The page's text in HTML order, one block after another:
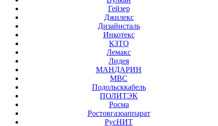
Гейзер
Джилекс
Дизайнсталь
Инкотекс
КЗТО
Лемакс
Лидея
МАНДАРИН
МВС
Подольсккабель
ПОЛИТЭК
Росма
Ростовгазоаппарат
РусНИТ